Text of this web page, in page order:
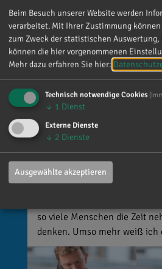
vor 4 Tagenvia facebook
Mein meistgenutztes Wort am
„Danke!“ 😊 Vielen Dank für
vielen lieben Worte. Ich
über jede einzelne
ist alles andere als
so viele Menschen die Zeit
denken. Umso mehr weiß ich
Beim Besuch unserer Website werden
verarbeitet. Mit Ihrer Zustimmung
zum Zweck der statistischen
können die hier vorgenommenen
Mehr dazu erfahren Sie hier:
Technisch notwendige Cookies
↓ 1 Dienst
Externe Dienste
↓ 2 Dienste
Ausgewählte akzeptieren